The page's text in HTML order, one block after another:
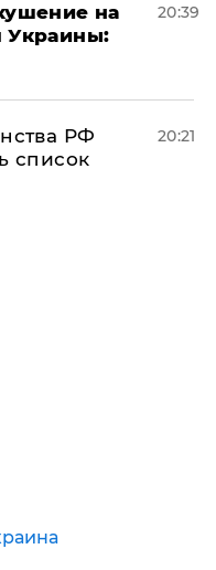
на
Украины:
20:39
РФ
список
20:21